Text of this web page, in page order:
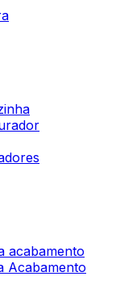
acabamento
Acabamento